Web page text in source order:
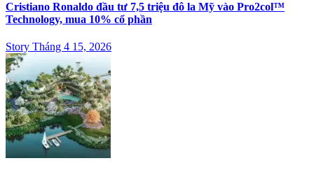
Cristiano Ronaldo đầu tư 7,5 triệu đô la Mỹ vào Pro2col™
Technology, mua 10% cổ phần
Story Tháng 4 15, 2026